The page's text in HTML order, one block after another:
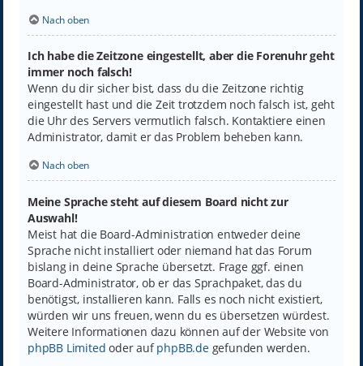
Nach oben
Ich habe die Zeitzone eingestellt, aber die Forenuhr geht
immer noch falsch!
Wenn du dir sicher bist, dass du die Zeitzone richtig
eingestellt hast und die Zeit trotzdem noch falsch ist, geht
die Uhr des Servers vermutlich falsch. Kontaktiere einen
Administrator, damit er das Problem beheben kann.
Nach oben
Meine Sprache steht auf diesem Board nicht zur
Auswahl!
Meist hat die Board-Administration entweder deine
Sprache nicht installiert oder niemand hat das Forum
bislang in deine Sprache übersetzt. Frage ggf. einen
Board-Administrator, ob er das Sprachpaket, das du
benötigst, installieren kann. Falls es noch nicht existiert,
würden wir uns freuen, wenn du es übersetzen würdest.
Weitere Informationen dazu können auf der Website von
phpBB Limited oder aufphpBB.degefunden werden.